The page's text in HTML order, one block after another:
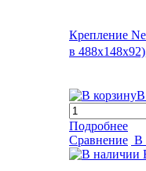
Крепление
в
В
Подробнее
Сравнение В